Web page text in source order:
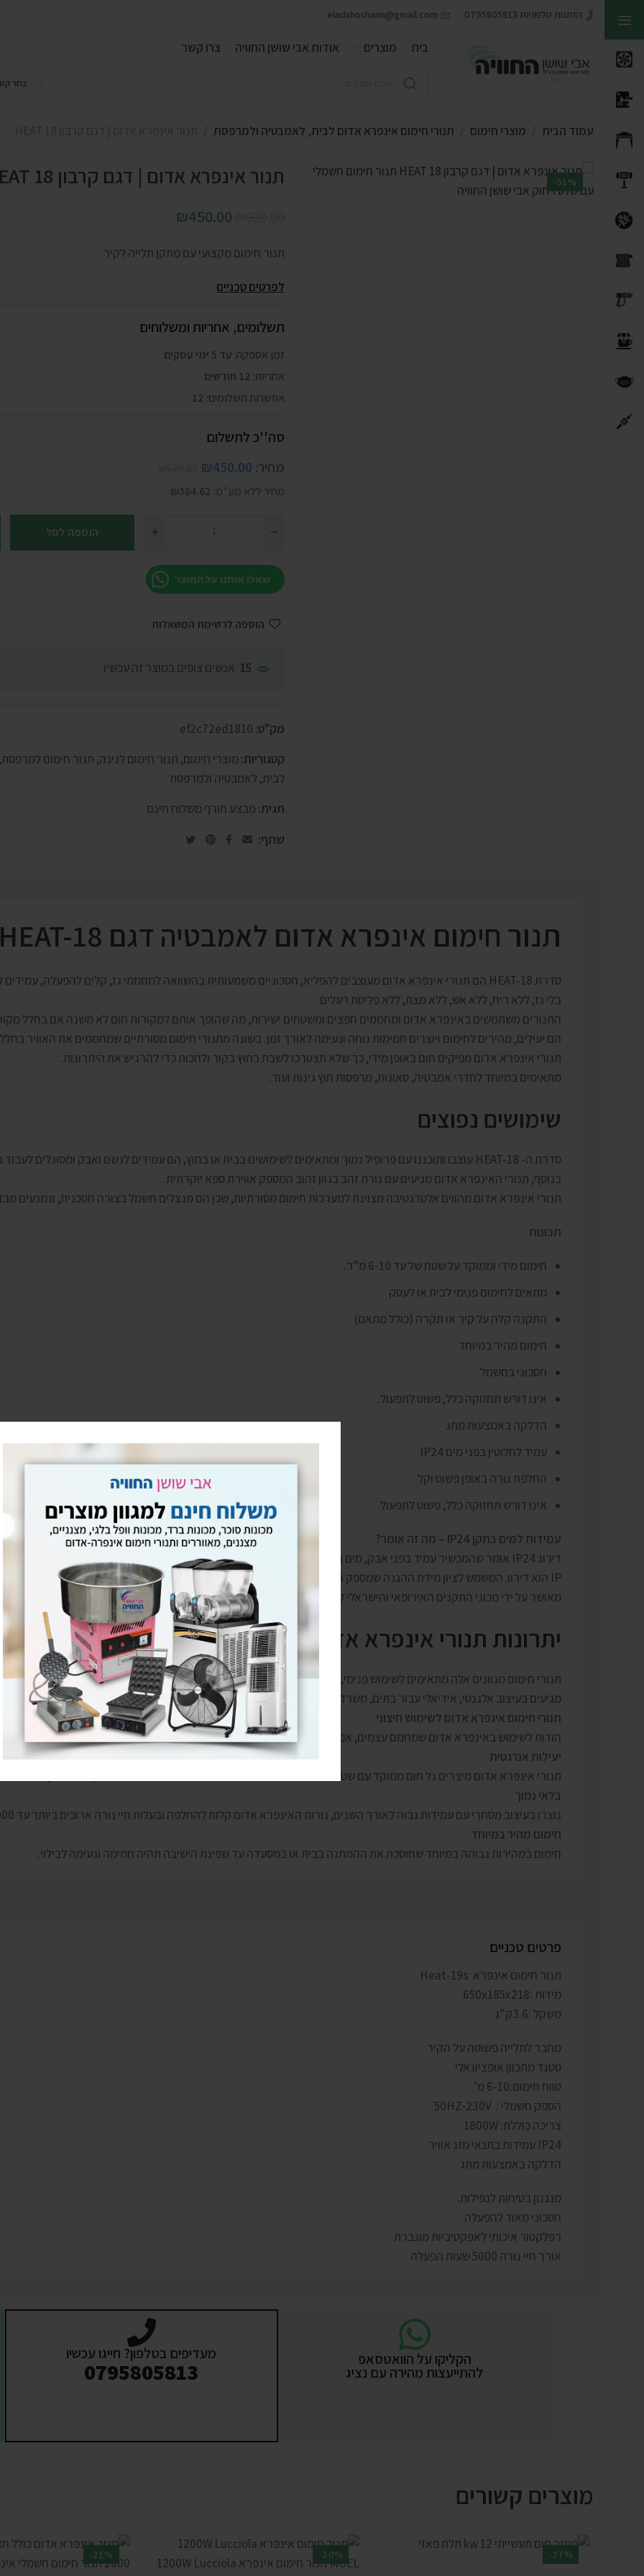
הזמנות טלפוניות 0795805813 eladshoshann@gmail.com
בית מוצרים אודות אבי שושן החוויה צרו קשר
בחר
עמוד הבית מוצרי חימום תנורי חימום אינפרא אדום לבית, לאמבטיה ולמרפסת
-51% תנור אינפרא אדום | דגם קרבון HEAT 18
₪450.00
תנור חימום מקצועי עם מתקן תלייה לקיר
לפרטים טכניים
תשלומים, אחריות ומשלוחים
זמן אספקה: עד 5 ימי עסקים
אחריות: 12 חודשים
אפשרות תשלומים: 12
סה''כ לתשלום
מחיר:
₪450.00
מחיר ללא מע"מ: ₪384.62
הוספה לסל
שאלו אותנו על המוצר
הוספה לרשימת המשאלות
15 אנשים צופים במוצר זה עכשיו
מק"ט: ef2c72ed1810
קטגוריות: מוצרי חימום, תנור חימום לגינה, תנור חימום למרפסת,
לבית, לאמבטיה ולמרפסת
תגית: מבצע חורף משלוח חינם
שתף:
תנור חימום אינפרא אדום לאמבטיה דגם HEAT-18
סדרת HEAT-18 הם תנורי אינפרא אדום מעוצבים להפליא, חסכוניים משמעותית בהשוואה למחממי גז, קלים להפעלה, עמידים לרוחות ומזג אוויר.
בלי גז, ללא ריח, ללא אש, ללא מצת, ללא פליטת רעלים.
התנורים משתמשים באינפרא אדום ומחממים חפצים ומשטחים ישירות, מה שהופך אותם למקורות חום לא משנה אם בחלל
הם יעילים, מהירים לחימום ויוצרים חמימות נוחה ונעימה לאורך זמן. בשונה מתנורי חימום מסורתיים שמחממים את האוויר
תנורי אינפרא אדום מפיקים חום באופן מידי, כך שלא תצטרכו לשבת בחוץ בקור ולחכות כדי להרגיש את היתרונות.
מתאימים במיוחד לחדרי אמבטיה, סאונות, מרפסות חוץ גינות ועוד.
שימושים נפוצים
סדרת ה- HEAT-18 עוצבו ותוכננו עם פרופיל נמוך ומתאימים לשימושים בבית או בחוץ, הם עמידים לגשם ואבק ומסוגלים לעבוד גם במקומות לחים ללא חשש לפגיעה במנגנון הפנימי!
בנוסף, תנורי האינפרא אדום מגיעים עם נורת זהב בגוון זהוב המספק אווירת ספא יוקרתית.
תנורי אינפרא אדום מהווים אלטרנטיבה מצוינת למערכות חימום מסורתיות, שכן הם מנצלים חשמל בצורה חסכנית, ונמנעים
תכונות
חימום מידי וממוקד על שטח של עד 6-10 מ”ר.
מתאים לחימום פנימי לבית או לעסק
התקנה קלה על קיר או תקרה (כולל מתאם)
חימום מהיר במיוחד
חסכוני בחשמל
אינו דורש תחזוקה כלל, פשוט לתפעול.
הדלקה באמצעות מתג
עמיד לחלוטין בפני מים IP24
החלפת נורה באופן פשוט וקל
אינו דורש תחזוקה כלל, פשוט לתפעול.
עמידות למים בתקן IP24 – מה זה אומר?
דירוג IP24 אומר שהמכשיר עמיד בפני אבק, מים ולחות מכל הצדדים, מה שהופך אותו למתאים לשימוש חיצוני, במקום מקורה..
IP הוא דירוג המשמש לציון מידת ההגנה שמספק המכשיר מפני עצמים מוצקים (כמו אבק וחול) ונוזלים (כגון מים).
מאושר על ידי מכוני התקנים האירופאי והישראלי למכשיר תקן ISO 9001:2000.
יתרונות תנורי אינפרא אדום
תנורי חימום מגוונים אלה מתאימים לשימוש פנימי, וחיצוני מספקים חמימות יעילה והגדרות מתכווננות.
מגיעים בעיצוב אלגנטי, אידיאלי עבור בתים, משרדים ומסעדות אלגנטיות.
תנורי חימום אינפרא אדום לשימוש חיצוני
הודות לשימוש באינפרא אדום שמחמם עצמים, אפקטיביים במיוחד גם באזורים עם רוחות חזקות.
יעילות אנרגטית
תנורי אינפרא אדום מיצרים גל חום ממוקד עם שטח מוגדר המאפשר פיזור חום יעיל בחללים בהתאם לצורך ללא צורך לחמם
בלאי נמוך
נוצרו בעיצוב מסחרי עם עמידות גבוה לאורך השנים, נורות האינפרא אדום קלות להחלפה ובעלות חיי נורה ארוכים ביותר עד 5000 שעות עבודה!
חימום מהיר במיוחד
חימום במהירות גבוהה במיוחד שחוסכת את ההמתנה בבית או במסעדה עד שפינת הישיבה תהיה חמימה ונעימה לבילוי.
פרטים טכניים
תנור חימום אינפרא Heat-19s
מידות :650x185x218
משקל :3.6ק”ג
מחבר לתלייה פשוטה על הקיר
סטנד מתכוון אופציונאלי
טווח חימום:6-10 מ’
הספק חשמלי : 50HZ-230V
צריכה כוללת: 1800W
IP24 עמידות בתנאי מזג אוויר.
הדלקה באמצעות מתג
מנגנון בטיחות לנפילות.
חסכוני מאוד להפעלה
רפלקטור איכותי לאפקטיביות מוגברת
אורך חיי נורה 5000 שעות הפעלה
הקליקו על הוואטסאפ
להתייעצות מהירה עם נציג
מעדיפים בטלפון? חייגו עכשיו
0795805813
מוצרים קשורים
-27%
-20%
-21%